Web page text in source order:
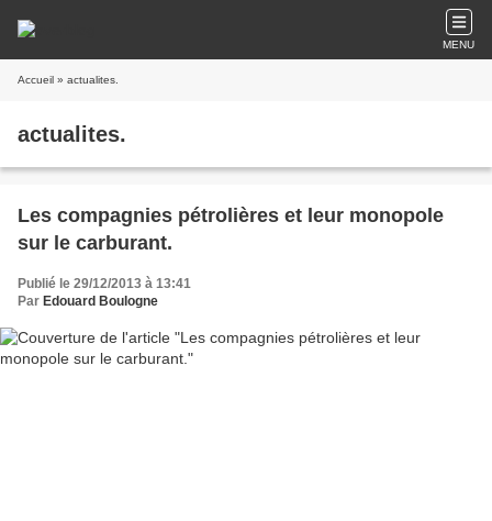
MENU
Accueil » actualites.
actualites.
Les compagnies pétrolières et leur monopole
sur le carburant.
Publié le 29/12/2013 à 13:41
Par Edouard Boulogne